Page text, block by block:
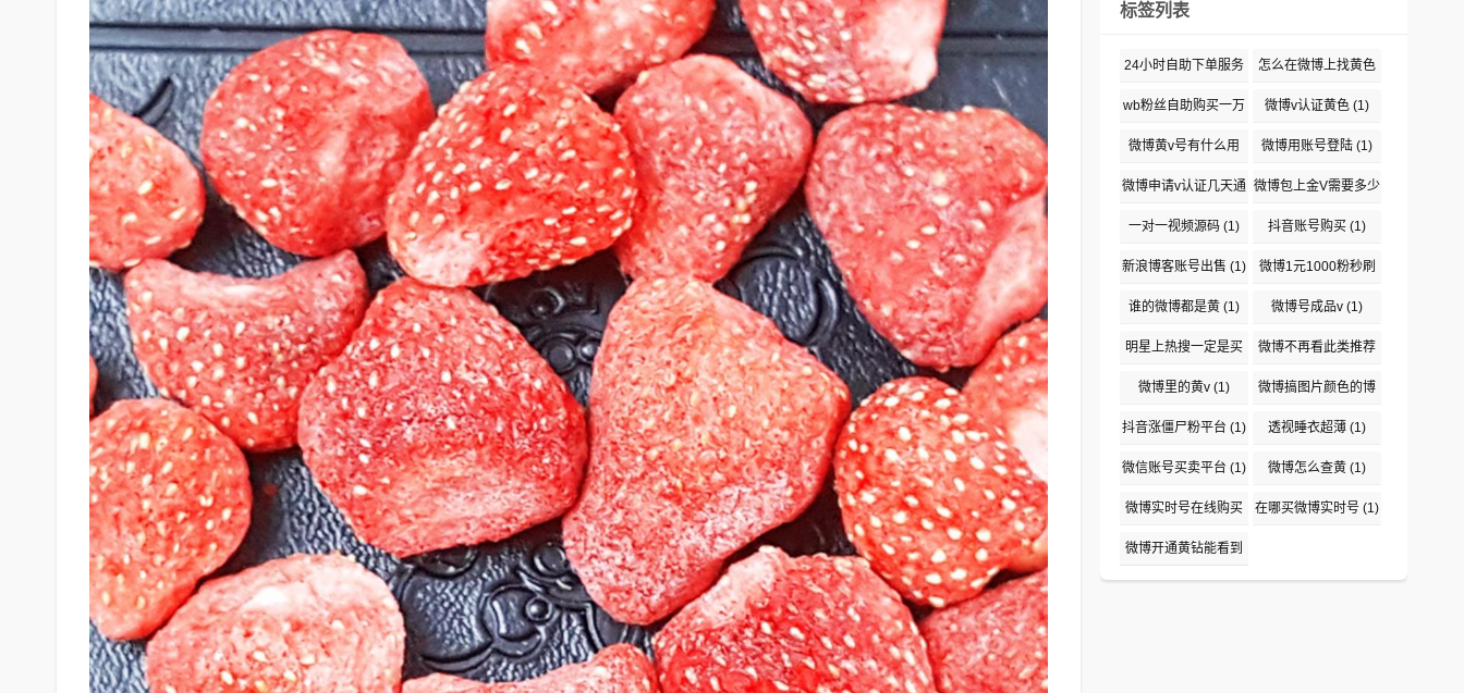
标签列表
24小时自助下单服务
(1)
怎么在微博上找黄色
(1)
wb粉丝自助购买一万
(1)
微博v认证黄色 (1)
微博黄v号有什么用
(1)
微博用账号登陆 (1)
微博申请v认证几天通
过(1)
微博包上金V需要多少
钱(1)
一对一视频源码 (1) 抖音账号购买 (1)
新浪博客账号出售 (1) 微博1元1000粉秒刷
(1)
谁的微博都是黄 (1) 微博号成品v (1)
明星上热搜一定是买
吗(1)
微博不再看此类推荐
(1)
微博里的黄v (1) 微博搞图片颜色的博
主盘点(1)
抖音涨僵尸粉平台 (1) 透视睡衣超薄 (1)
微信账号买卖平台 (1) 微博怎么查黄 (1)
微博实时号在线购买
平台(1)
在哪买微博实时号 (1)
微博开通黄钻能看到
说访问了吗(1)